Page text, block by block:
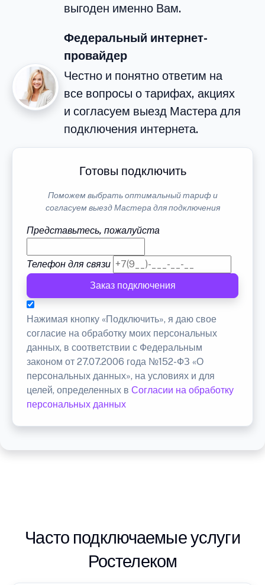
выгоден именно Вам.
Федеральный интернет-
провайдер
Честно и понятно ответим на
все вопросы о тарифах, акциях
и согласуем выезд Мастера для
подключения интернета.
Готовы подключить
Поможем выбрать оптимальный тариф и
согласуем выезд Мастера для подключения
Представьтесь, пожалуйста
Телефон для связи
Заказ подключения
Нажимая кнопку «Подключить», я даю свое
согласие на обработку моих персональных
данных, в соответствии с Федеральным
законом от 27.07.2006 года №152-ФЗ «О
персональных данных», на условиях и для
целей, определенных в Согласии на обработку
персональных данных
Часто подключаемые услуги
Ростелеком